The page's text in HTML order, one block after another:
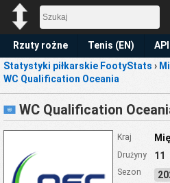
Rzuty rożne Tenis (EN) API
Prognoza
Statystyki piłkarskie FootyStats ›
WC Qualification Oceania
WC Qualification
Kraj
Drużyny 11
Sezon